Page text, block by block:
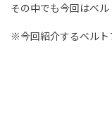
その中でも今回はベル
※今回紹介するベルト